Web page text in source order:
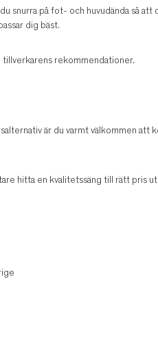
snurra på fot- och huvudända så att
dig bäst.
tillverkarens rekommendationer.
är du varmt välkommen att
hitta en kvalitetssäng till rätt pris